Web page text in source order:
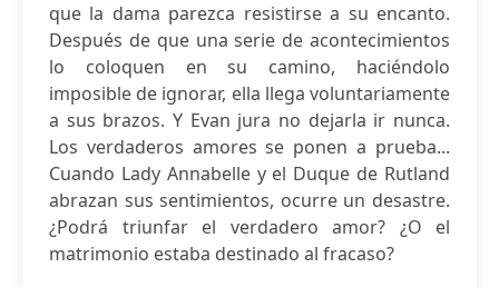
que la dama parezca resistirse a su encanto.
Después de que una serie de acontecimientos
lo coloquen en su camino, haciéndolo
imposible de ignorar, ella llega voluntariamente
a sus brazos. Y Evan jura no dejarla ir nunca.
Los verdaderos amores se ponen a prueba...
Cuando Lady Annabelle y el Duque de Rutland
abrazan sus sentimientos, ocurre un desastre.
¿Podrá triunfar el verdadero amor? ¿O el
matrimonio estaba destinado al fracaso?